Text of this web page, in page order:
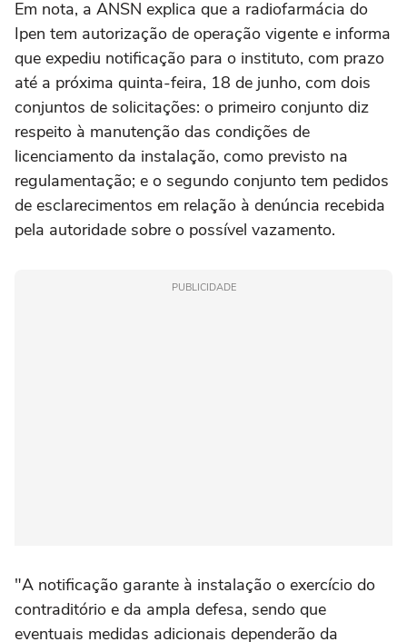
Em nota, a ANSN explica que a radiofarmácia do
Ipen tem autorização de operação vigente e informa
que expediu notificação para o instituto, com prazo
até a próxima quinta-feira, 18 de junho, com dois
conjuntos de solicitações: o primeiro conjunto diz
respeito à manutenção das condições de
licenciamento da instalação, como previsto na
regulamentação; e o segundo conjunto tem pedidos
de esclarecimentos em relação à denúncia recebida
pela autoridade sobre o possível vazamento.
PUBLICIDADE
"A notificação garante à instalação o exercício do
contraditório e da ampla defesa, sendo que
eventuais medidas adicionais dependerão da